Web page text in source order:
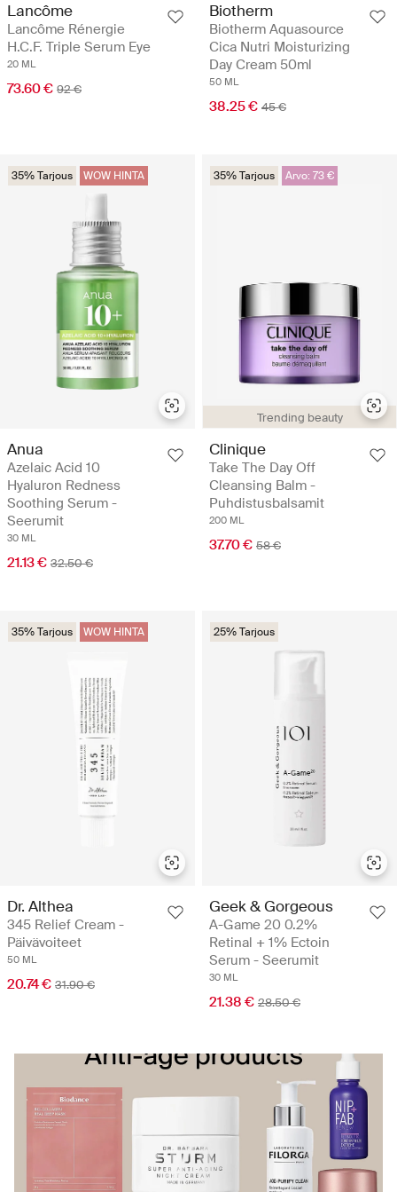
Lancôme
Lancôme Rénergie
H.C.F. Triple Serum Eye
20 ML
73.60 € 92 €
Biotherm
Biotherm Aquasource
Cica Nutri Moisturizing
Day Cream 50ml
50 ML
38.25 € 45 €
35% Tarjous WOW HINTA
Anua
Azelaic Acid 10
Hyaluron Redness
Soothing Serum -
Seerumit
30 ML
21.13 € 32.50 €
Trending beauty
35% Tarjous Arvo: 73 €
Clinique
Take The Day Off
Cleansing Balm -
Puhdistusbalsamit
200 ML
37.70 € 58 €
35% Tarjous WOW HINTA
Dr. Althea
345 Relief Cream -
Päivävoiteet
50 ML
20.74 € 31.90 €
25% Tarjous
Geek & Gorgeous
A-Game 20 0.2%
Retinal + 1% Ectoin
Serum - Seerumit
30 ML
21.38 € 28.50 €